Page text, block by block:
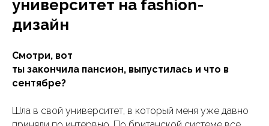
университет на fashion-
дизайн
Смотри, вот
ты закончила пансион, выпустилась и что в
сентябре?
Шла в свой университет, в который меня уже давно